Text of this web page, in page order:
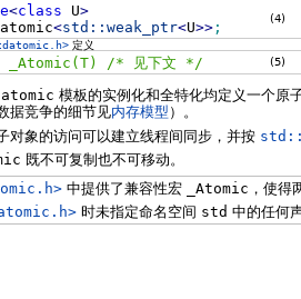
<class U>
atomic<std:: weak_ptr<U>>;
(4)
定义
_Atomic(T) /* 见下文 */ (5)
模板的实例化和全特化均定义一个原
据竞争的细节见内存模型 ）。
对象的访问可以建立线程间同步，并按
既不可复制也不可移动。
中提供了兼容性宏 _Atomic ，使
时未指定命名空间 std 中的任何